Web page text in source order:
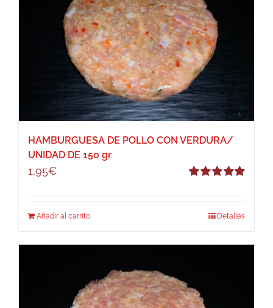
HAMBURGUESA DE POLLO CON VERDURA/
UNIDAD DE 150 gr
1,95€
Añadir al carrito Detalles